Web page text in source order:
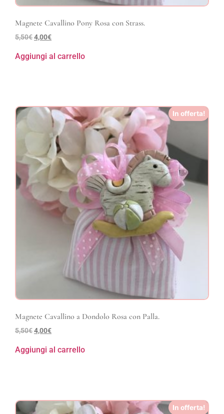
Magnete Cavallino Pony Rosa con Strass.
5,50€4,00€
Aggiungi al carrello
In offerta!
Magnete Cavallino a Dondolo Rosa con Palla.
5,50€4,00€
Aggiungi al carrello
In offerta!